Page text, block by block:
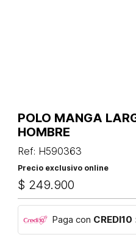
POLO MANGA
HOMBRE
Ref: H590363
Precio exclusivo online
$ 249.900
Paga con CREDI10